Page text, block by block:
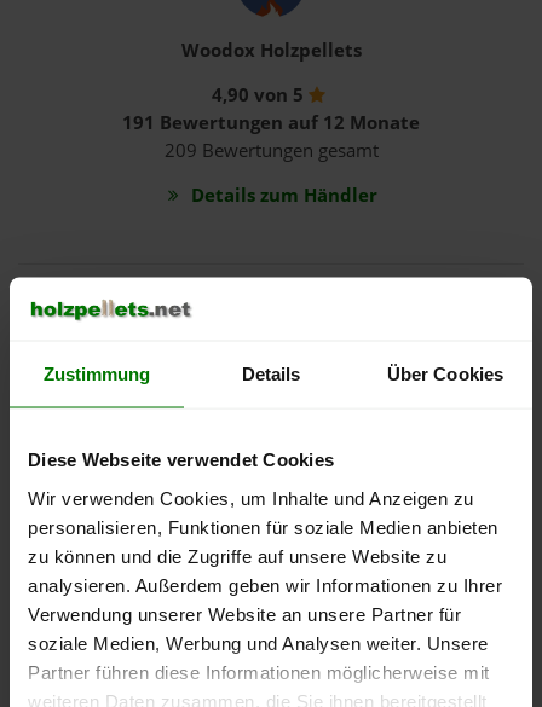
Zustimmung Details Über Cookies
Diese Webseite verwendet Cookies
Wir verwenden Cookies, um Inhalte und Anzeigen zu
personalisieren, Funktionen für soziale Medien anbieten
zu können und die Zugriffe auf unsere Website zu
analysieren. Außerdem geben wir Informationen zu Ihrer
Verwendung unserer Website an unsere Partner für
soziale Medien, Werbung und Analysen weiter. Unsere
Partner führen diese Informationen möglicherweise mit
weiteren Daten zusammen, die Sie ihnen bereitgestellt
Woodox Holzpellets
4,90 von 5
191 Bewertungen auf 12 Monate
209 Bewertungen gesamt
Details zum Händler
Eckhardt GmbH
150 Bewertungen auf 12 Monate
Details zum Händler